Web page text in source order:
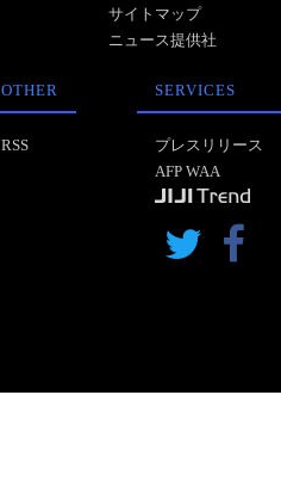
サイトマップ
ニュース提供社
OTHER
RSS
SERVICES
プレスリリース
AFP WAA